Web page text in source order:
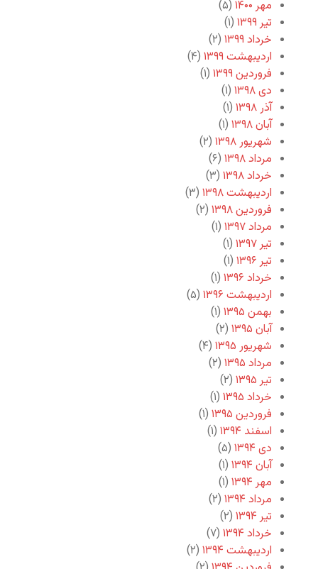
مهر ۱۴۰۰
(۵)
تیر ۱۳۹۹
(۱)
خرداد ۱۳۹۹
(۲)
اردیبهشت ۱۳۹۹
(۴)
فروردین ۱۳۹۹
(۱)
دی ۱۳۹۸
(۱)
آذر ۱۳۹۸
(۱)
آبان ۱۳۹۸
(۱)
شهریور ۱۳۹۸
(۲)
مرداد ۱۳۹۸
(۶)
خرداد ۱۳۹۸
(۳)
اردیبهشت ۱۳۹۸
(۳)
فروردین ۱۳۹۸
(۲)
مرداد ۱۳۹۷
(۱)
تیر ۱۳۹۷
(۱)
تیر ۱۳۹۶
(۱)
خرداد ۱۳۹۶
(۱)
اردیبهشت ۱۳۹۶
(۵)
بهمن ۱۳۹۵
(۱)
آبان ۱۳۹۵
(۲)
شهریور ۱۳۹۵
(۴)
مرداد ۱۳۹۵
(۲)
تیر ۱۳۹۵
(۲)
خرداد ۱۳۹۵
(۱)
فروردین ۱۳۹۵
(۱)
اسفند ۱۳۹۴
(۱)
دی ۱۳۹۴
(۵)
آبان ۱۳۹۴
(۱)
مهر ۱۳۹۴
(۱)
مرداد ۱۳۹۴
(۲)
تیر ۱۳۹۴
(۲)
خرداد ۱۳۹۴
(۷)
اردیبهشت ۱۳۹۴
(۲)